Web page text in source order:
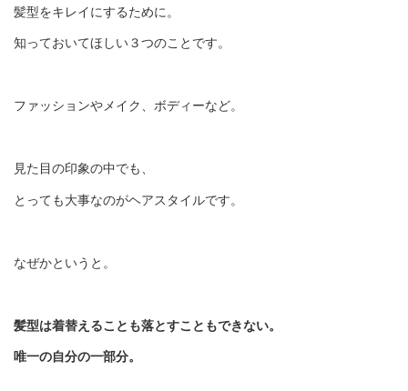
髪型をキレイにするために。
知っておいてほしい３つのことです。
ファッションやメイク、ボディーなど。
見た目の印象の中でも、
とっても大事なのがヘアスタイルです。
なぜかというと。
髪型は着替えることも落とすこともできない。
唯一の自分の一部分。